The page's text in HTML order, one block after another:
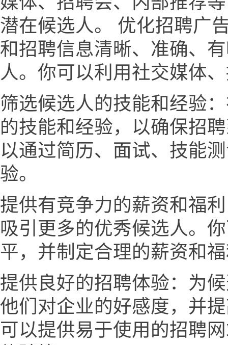
潜在候选人。 优化招聘广
和招聘信息清晰、准确、
人。你可以利用社交媒体
筛选候选人的技能和经验
的技能和经验，以确保招
以通过简历、面试、技能
验。
提供有竞争力的薪资和福
吸引更多的优秀候选人。
平，并制定合理的薪资和
提供良好的招聘体验：为
他们对企业的好感度，并
可以提供易于使用的招聘